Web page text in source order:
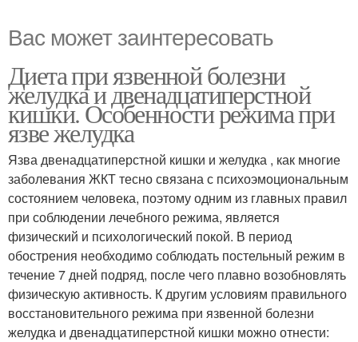
Вас может заинтересовать
Диета при язвенной болезни
желудка и двенадцатиперстной
кишки. Особенности режима при
язве желудка
Язва двенадцатиперстной кишки и желудка , как многие
заболевания ЖКТ тесно связана с психоэмоциональным
состоянием человека, поэтому одним из главных правил
при соблюдении лечебного режима, является
физический и психологический покой. В период
обострения необходимо соблюдать постельный режим в
течение 7 дней подряд, после чего плавно возобновлять
физическую активность. К другим условиям правильного
восстановительного режима при язвенной болезни
желудка и двенадцатиперстной кишки можно отнести: